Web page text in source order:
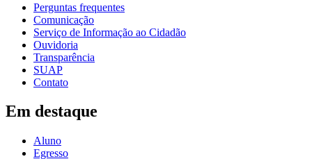
Perguntas frequentes
Comunicação
Serviço de Informação ao Cidadão
Ouvidoria
Transparência
SUAP
Contato
Em destaque
Aluno
Egresso